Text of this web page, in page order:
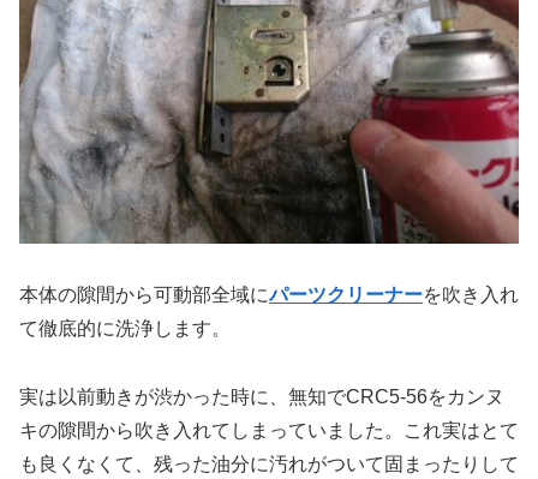
本体の隙間から可動部全域にパーツクリーナーを吹き入れ
て徹底的に洗浄します。
実は以前動きが渋かった時に、無知でCRC5-56をカンヌ
キの隙間から吹き入れてしまっていました。これ実はとて
も良くなくて、残った油分に汚れがついて固まったりして